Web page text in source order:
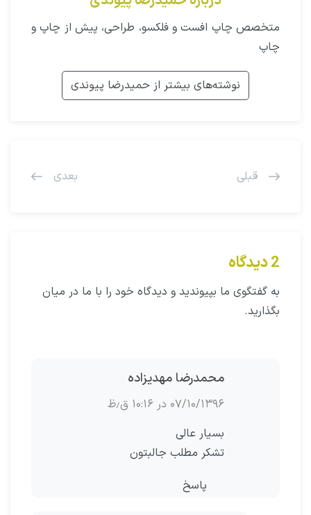
متخصص چاپ افست و فلکسو، طراحی، پیش از چاپ و
چاپ
نوشته‌های بیشتر از حمیدرضا پیوندی
قبلی بعدی
2 دیدگاه
به گفتگوی ما بپیوندید و دیدگاه خود را با ما در میان
بگذارید.
محمدرضا مهديزاده
۰۷/۱۰/۱۳۹۶ در ۱۰:۱۶ ق٫ظ
بسیار عالی
تشکر مطلب جالبتون
پاسخ